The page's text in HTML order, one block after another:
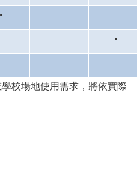
校場地使用需求，將依實際